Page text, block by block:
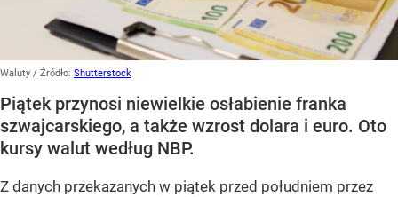
Waluty / Źródło: Shutterstock
Piątek przynosi niewielkie osłabienie franka
szwajcarskiego, a także wzrost dolara i euro. Oto
kursy walut według NBP.
Z danych przekazanych w piątek przed południem przez